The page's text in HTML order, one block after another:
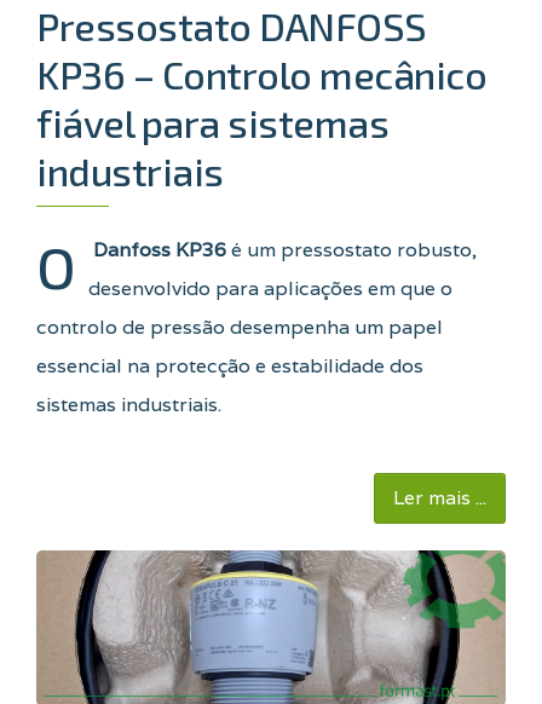
Pressostato DANFOSS
KP36 – Controlo mecânico
fiável para sistemas
industriais
O Danfoss KP36é um pressostato robusto,
desenvolvido para aplicações em que o
controlo de pressão desempenha um papel
essencial na protecção e estabilidade dos
sistemas industriais.
Ler mais ...